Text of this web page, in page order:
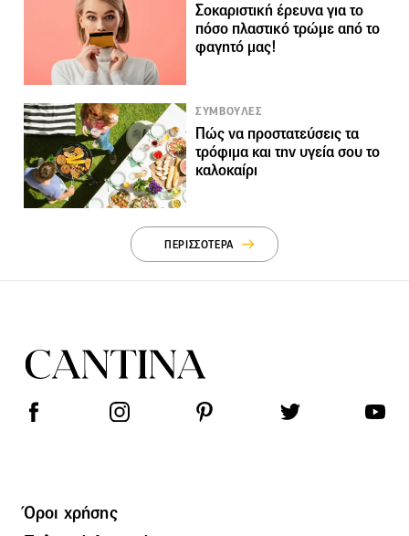
Σοκαριστική έρευνα για το
πόσο πλαστικό τρώμε από το
φαγητό μας!
ΣΥΜΒΟΥΛΕΣ
Πώς να προστατεύσεις τα
τρόφιμα και την υγεία σου το
καλοκαίρι
ΠΕΡΙΣΣΟΤΕΡΑ
Όροι χρήσης